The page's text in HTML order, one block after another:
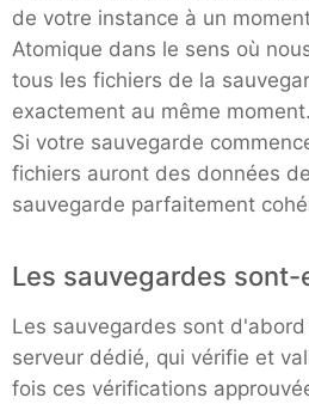
de votre instance à un
Atomique dans le sens où
tous les fichiers de la
exactement au même moment.
Si votre sauvegarde
fichiers auront des données
sauvegarde parfaitement
Les sauvegardes
Les sauvegardes sont
serveur dédié, qui vérifie et
fois ces vérifications